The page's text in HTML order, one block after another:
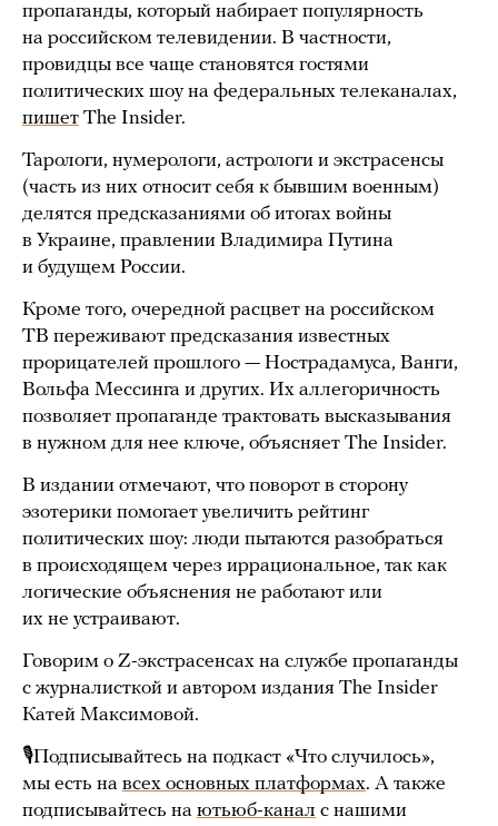
пропаганды, который набирает популярность
на российском телевидении. В частности,
провидцы все чаще становятся гостями
политических шоу на федеральных телеканалах,
пишет The Insider.
Тарологи, нумерологи, астрологи и экстрасенсы
(часть из них относит себя к бывшим военным)
делятся предсказаниями об итогах войны
в Украине, правлении Владимира Путина
и будущем России.
Кроме того, очередной расцвет на российском
ТВ переживают предсказания известных
прорицателей прошлого — Нострадамуса, Ванги,
Вольфа Мессинга и других. Их аллегоричность
позволяет пропаганде трактовать высказывания
в нужном для нее ключе, объясняет The Insider.
В издании отмечают, что поворот в сторону
эзотерики помогает увеличить рейтинг
политических шоу: люди пытаются разобраться
в происходящем через иррациональное, так как
логические объяснения не работают или
их не устраивают.
Говорим о Z-экстрасенсах на службе пропаганды
с журналисткой и автором издания The Insider
Катей Максимовой.
🎙Подписывайтесь на подкаст «Что случилось»,
мы есть на всех основных платформах. А также
подписывайтесь на ютьюб-канал с нашими